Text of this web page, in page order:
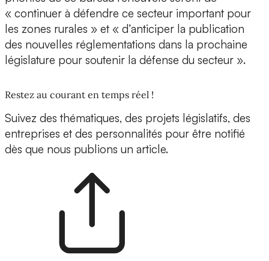
« continuer à défendre ce secteur important pour
les zones rurales » et « d’anticiper la publication
des nouvelles réglementations dans la prochaine
législature pour soutenir la défense du secteur ».
Restez au courant en temps réel !
Suivez des thématiques, des projets législatifs, des
entreprises et des personnalités pour être notifié
dès que nous publions un article.